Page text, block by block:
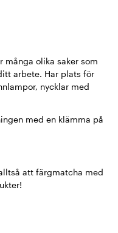
många olika saker som
arbete. Har plats för
nycklar med
med en klämma på
att färgmatcha med